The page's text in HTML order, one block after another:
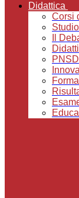
Didattica
Corsi
Il
PNSD